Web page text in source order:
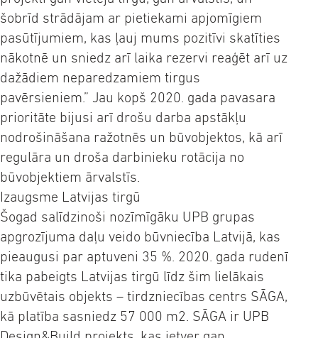
šobrīd strādājam ar pietiekami apjomīgiem
pasūtījumiem, kas ļauj mums pozitīvi skatīties
nākotnē un sniedz arī laika rezervi reaģēt arī uz
dažādiem neparedzamiem tirgus
pavērsieniem.” Jau kopš 2020. gada pavasara
prioritāte bijusi arī drošu darba apstākļu
nodrošināšana ražotnēs un būvobjektos, kā arī
regulāra un droša darbinieku rotācija no
būvobjektiem ārvalstīs.
Izaugsme Latvijas tirgū
Šogad salīdzinoši nozīmīgāku UPB grupas
apgrozījuma daļu veido būvniecība Latvijā, kas
pieaugusi par aptuveni 35 %. 2020. gada rudenī
tika pabeigts Latvijas tirgū līdz šim lielākais
uzbūvētais objekts – tirdzniecības centrs SĀGA,
kā platība sasniedz 57 000 m2. SĀGA ir UPB